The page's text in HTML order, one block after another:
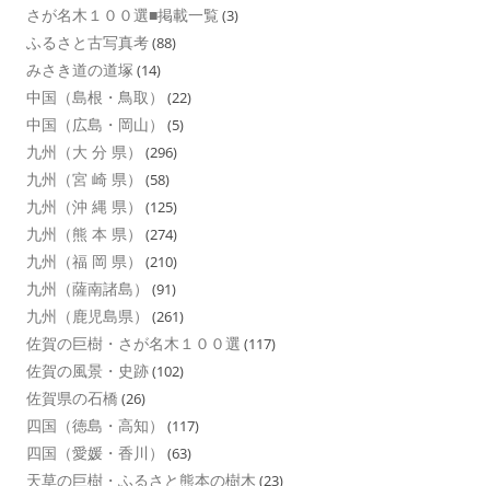
さが名木１００選■掲載一覧 (3)
ふるさと古写真考(88)
みさき道の道塚 (14)
中国（島根・鳥取） (22)
中国（広島・岡山） (5)
九州（大 分 県） (296)
九州（宮 崎 県） (58)
九州（沖 縄 県） (125)
九州（熊 本 県） (274)
九州（福 岡 県） (210)
九州（薩南諸島） (91)
九州（鹿児島県） (261)
佐賀の巨樹・さが名木１００選 (117)
佐賀の風景・史跡(102)
佐賀県の石橋 (26)
四国（徳島・高知） (117)
四国（愛媛・香川） (63)
天草の巨樹・ふるさと熊本の樹木 (23)